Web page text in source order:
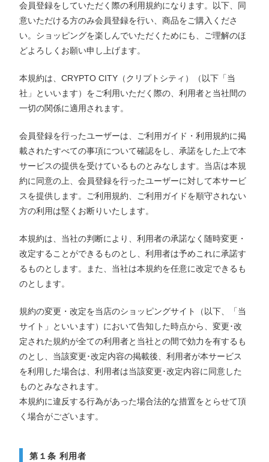
会員登録をしていただく際の利用規約になります。以下、同
意いただける方のみ会員登録を行い、商品をご購入くださ
い。ショッピングを楽しんでいただくためにも、ご理解のほ
どよろしくお願い申し上げます。
本規約は、CRYPTO CITY（クリプトシティ）（以下「当
社」といいます）をご利用いただく際の、利用者と当社間の
一切の関係に適用されます。
会員登録を行ったユーザーは、ご利用ガイド・利用規約に掲
載されたすべての事項について確認をし、承諾をした上で本
サービスの提供を受けているものとみなします。当店は本規
約に同意の上、会員登録を行ったユーザーに対して本サービ
スを提供します。ご利用規約、ご利用ガイドを順守されない
方の利用は堅くお断りいたします。
本規約は、当社の判断により、利用者の承諾なく随時変更・
改定することができるものとし、利用者は予めこれに承諾す
るものとします。また、当社は本規約を任意に改定できるも
のとします。
規約の変更・改定を当店のショッピングサイト（以下、「当
サイト」といいます）において告知した時点から、変更･改
定された規約が全ての利用者と当社との間で効力を有するも
のとし、当該変更･改定内容の掲載後、利用者が本サービス
を利用した場合は、利用者は当該変更･改定内容に同意した
ものとみなされます。
本規約に違反する行為があった場合法的な措置をとらせて頂
く場合がございます。
第１条 利用者